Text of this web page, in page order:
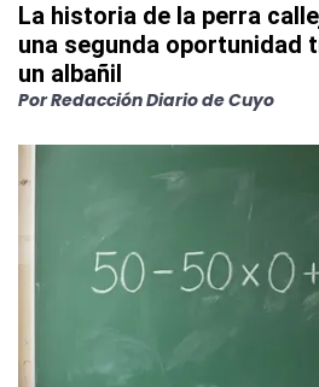
La historia de la perra
una segunda oportunidad
un albañil
PorRedacción Diario de Cuyo